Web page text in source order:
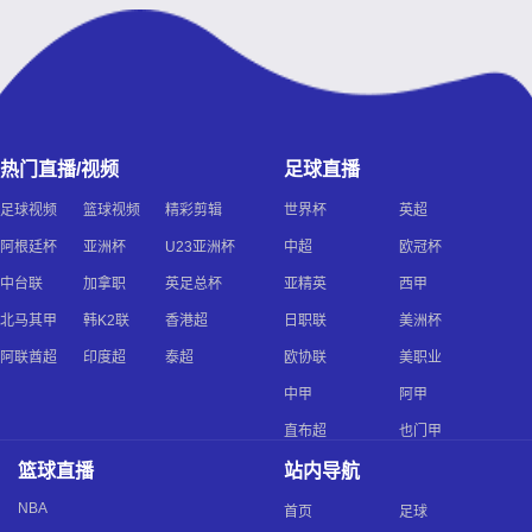
热门直播/视频
足球视频 篮球视频 精彩剪辑
阿根廷杯 亚洲杯 U23亚洲杯
中台联 加拿职 英足总杯
北马其甲 韩K2联 香港超
阿联酋超 印度超 泰超
足球直播
世界杯 英超
中超 欧冠杯
亚精英 西甲
日职联 美洲杯
欧协联 美职业
中甲 阿甲
直布超 也门甲
篮球直播
NBA
站内导航
首页 足球